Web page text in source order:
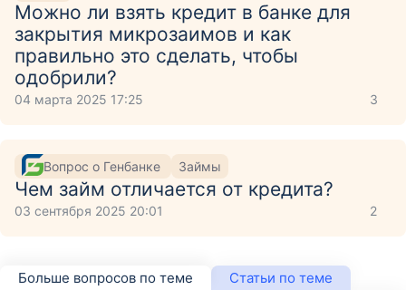
Можно ли взять кредит в банке для
закрытия микрозаимов и как
правильно это сделать, чтобы
одобрили?
04 марта 2025 17:25 3
Вопрос о Генбанке Займы
Чем займ отличается от кредита?
03 сентября 2025 20:01 2
Больше вопросов по теме Статьи по теме